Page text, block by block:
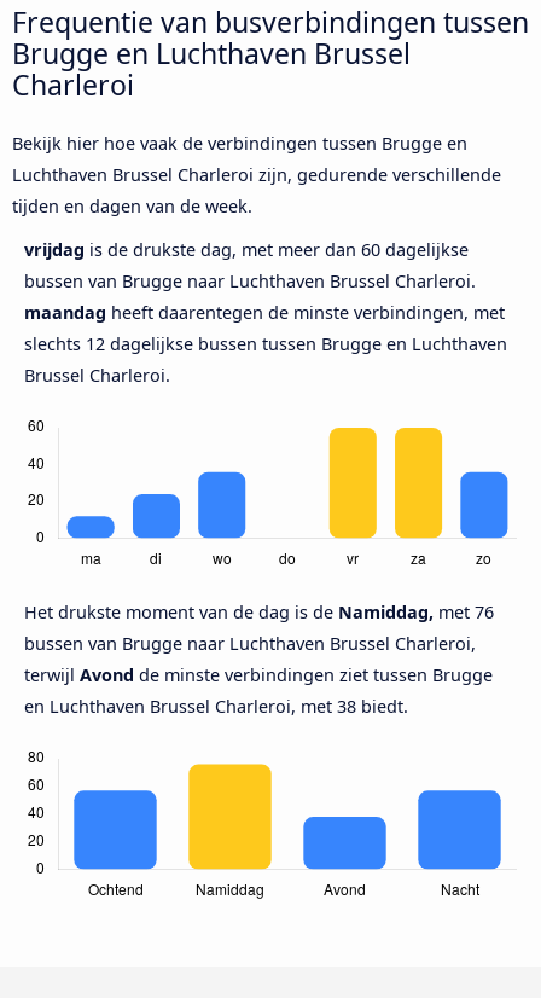
Frequentie van busverbindingen tussen
Brugge en Luchthaven Brussel
Charleroi
Bekijk hier hoe vaak de verbindingen tussen Brugge en
Luchthaven Brussel Charleroi zijn, gedurende verschillende
tijden en dagen van de week.
vrijdag is de drukste dag, met meer dan 60 dagelijkse
bussen van Brugge naar Luchthaven Brussel Charleroi.
maandag heeft daarentegen de minste verbindingen, met
slechts 12 dagelijkse bussen tussen Brugge en Luchthaven
Brussel Charleroi.
Het drukste moment van de dag is de Namiddag, met 76
bussen van Brugge naar Luchthaven Brussel Charleroi,
terwijl Avond de minste verbindingen ziet tussen Brugge
en Luchthaven Brussel Charleroi, met 38 biedt.